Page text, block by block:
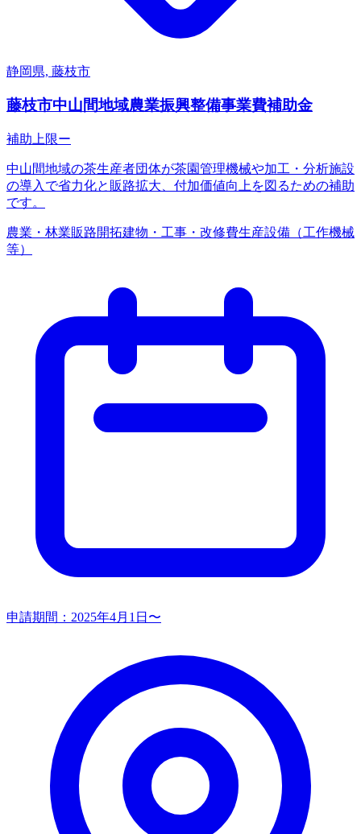
静岡県, 藤枝市
藤枝市中山間地域農業振興整備事業費補助金
補助上限ー
中山間地域の茶生産者団体が茶園管理機械や加工・分析施設
の導入で省力化と販路拡大、付加価値向上を図るための補助
です。
農業・林業販路開拓建物・工事・改修費生産設備（工作機械
等）
申請期間： 2025年4月1日〜